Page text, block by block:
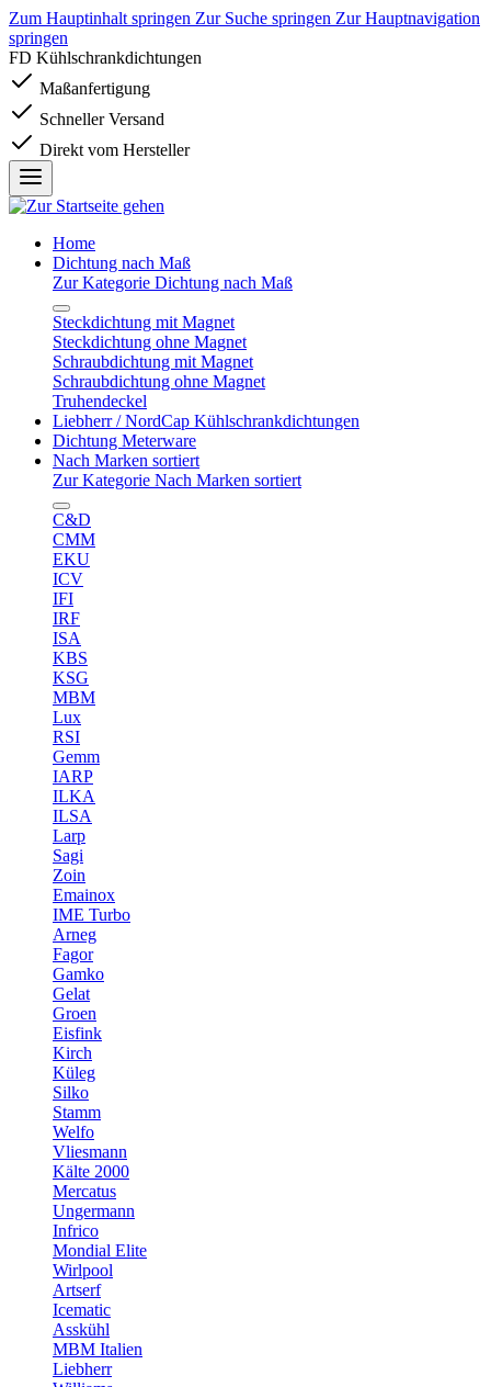
Zum Hauptinhalt springen Zur Suche springen Zur Hauptnavigation
springen
FD Kühlschrankdichtungen
Maßanfertigung
Schneller Versand
Direkt vom Hersteller
Home
Dichtung nach Maß
Zur Kategorie Dichtung nach Maß
Steckdichtung mit Magnet
Steckdichtung ohne Magnet
Schraubdichtung mit Magnet
Schraubdichtung ohne Magnet
Truhendeckel
Liebherr / NordCap Kühlschrankdichtungen
Dichtung Meterware
Nach Marken sortiert
Zur Kategorie Nach Marken sortiert
C&D
CMM
EKU
ICV
IFI
IRF
ISA
KBS
KSG
MBM
Lux
RSI
Gemm
IARP
ILKA
ILSA
Larp
Sagi
Zoin
Emainox
IME Turbo
Arneg
Fagor
Gamko
Gelat
Groen
Eisfink
Kirch
Küleg
Silko
Stamm
Welfo
Vliesmann
Kälte 2000
Mercatus
Ungermann
Infrico
Mondial Elite
Wirlpool
Artserf
Icematic
Asskühl
MBM Italien
Liebherr